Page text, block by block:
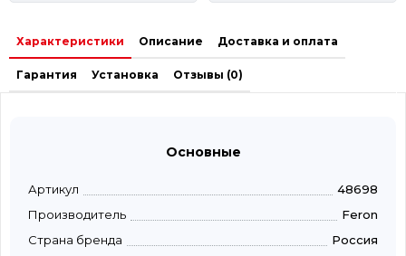
Характеристики Описание Доставка и оплата
Гарантия Установка Отзывы (0)
Основные
Артикул
48698
Производитель
Feron
Страна бренда
Россия